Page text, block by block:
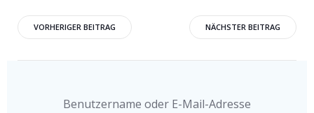
Beitragsnavigation
VORHERIGER BEITRAG NÄCHSTER BEITRAG
Benutzername oder E-Mail-Adresse